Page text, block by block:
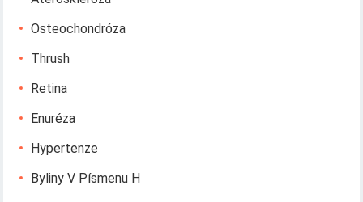
Osteochondróza
Thrush
Retina
Enuréza
Hypertenze
Byliny V Písmenu H